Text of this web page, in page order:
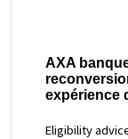
AXA
expérience
Eligibility